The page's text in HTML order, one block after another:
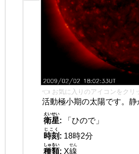
👈 お気に入りのアイコンをクリ
活動極小期の太陽です。静
衛星
えいせい
:
「ひので」
時刻
じこく
: 18時2分
種類
しゅるい
: X線
せん